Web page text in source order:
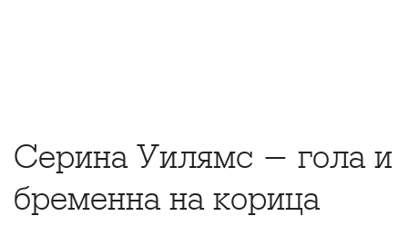
Серина Уилямс - гола и
бременна на корица